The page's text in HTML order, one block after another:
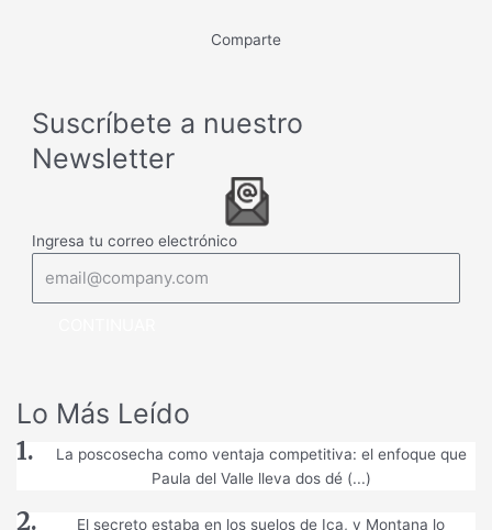
Comparte
Suscríbete a nuestro
Newsletter
Ingresa tu correo electrónico
Lo Más Leído
La poscosecha como ventaja competitiva: el enfoque que
Paula del Valle lleva dos dé (...)
El secreto estaba en los suelos de Ica, y Montana lo